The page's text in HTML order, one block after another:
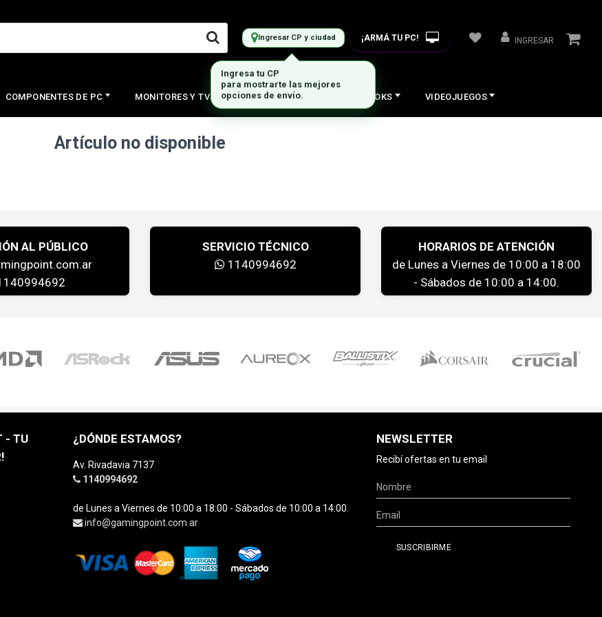
Ingresar CP y ciudad ¡ARMÁ TU PC! INGRESAR
COMPONENTES DE PC MONITORES Y TVS PERIFERICOS NOTEBOOKS VIDEOJUEGOS
Artículo no disponible
AL PÚBLICO
SERVICIO TÉCNICO
1140994692
HORARIOS DE ATENCIÓN
de Lunes a Viernes de 10:00 a 18:00
- Sábados de 10:00 a 14:00.
- TU
¿DÓNDE ESTAMOS?
Av. Rivadavia 7137
1140994692
de Lunes a Viernes de 10:00 a 18:00 - Sábados de 10:00 a 14:00.
info@gamingpoint.com.ar
NEWSLETTER
Recibí ofertas en tu email
Ingresa tu CP
para mostrarte las mejores
opciones de envío.